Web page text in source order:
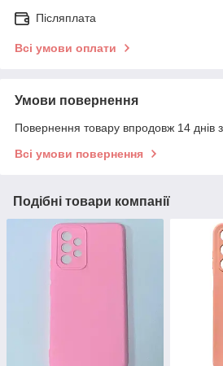
Післяплата
Всі умови оплати
Умови повернення
Повернення товару впродовж 14 днів
Всі умови повернення
Подібні товари компанії